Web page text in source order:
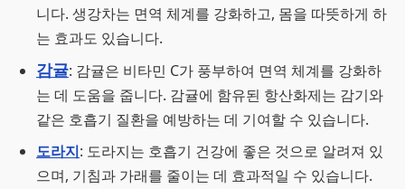
니다. 생강차는 면역 체계를 강화하고, 몸을 따뜻하게 하
는 효과도 있습니다.
감귤: 감귤은 비타민 C가 풍부하여 면역 체계를 강화하
는 데 도움을 줍니다. 감귤에 함유된 항산화제는 감기와
같은 호흡기 질환을 예방하는 데 기여할 수 있습니다.
도라지: 도라지는 호흡기 건강에 좋은 것으로 알려져 있
으며, 기침과 가래를 줄이는 데 효과적일 수 있습니다.